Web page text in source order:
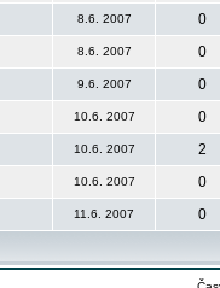
8.6. 2007
0
8.6. 2007
0
9.6. 2007
0
10.6. 2007
0
10.6. 2007
2
10.6. 2007
0
11.6. 2007 0